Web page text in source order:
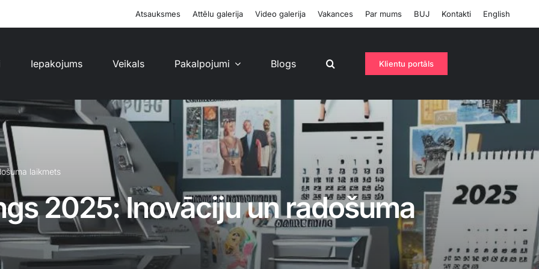
Atsauksmes Attēlu galerija Video galerija Vakances Par mums BUJ Kontakti English
Iepakojums Veikals Pakalpojumi Blogs Klientu portāls
laikmets
2025: Inovāciju un radošuma